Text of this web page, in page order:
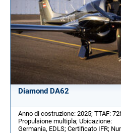
Diamond DA62
Anno di costruzione: 2025; TTAF:
Propulsione multipla; Ubicazione:
Germania, EDLS; Certificato IFR;